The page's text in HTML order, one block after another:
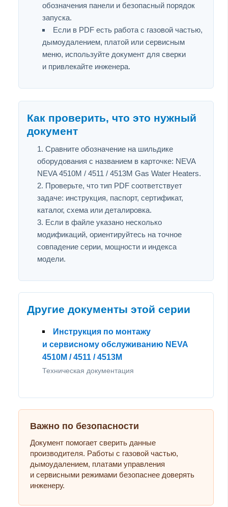
обозначения панели и безопасный порядок
запуска.
Если в PDF есть работа с газовой частью,
дымоудалением, платой или сервисным
меню, используйте документ для сверки
и привлекайте инженера.
Как проверить, что это нужный
документ
Сравните обозначение на шильдике
оборудования с названием в карточке: NEVA
NEVA 4510M / 4511 / 4513M Gas Water Heaters.
Проверьте, что тип PDF соответствует
задаче: инструкция, паспорт, сертификат,
каталог, схема или деталировка.
Если в файле указано несколько
модификаций, ориентируйтесь на точное
совпадение серии, мощности и индекса
модели.
Другие документы этой серии
Инструкция по монтажу
и сервисному обслуживанию NEVA
4510M / 4511 / 4513M
Техническая документация
Важно по безопасности
Документ помогает сверить данные
производителя. Работы с газовой частью,
дымоудалением, платами управления
и сервисными режимами безопаснее доверять
инженеру.